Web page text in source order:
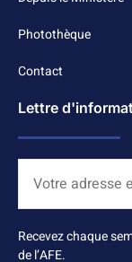
Photothèque
Contact
Lettre
Recevez chaque
de l’AFE.